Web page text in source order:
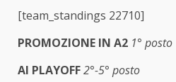
[team_standings 22710]
PROMOZIONE IN A2 1° posto
AI PLAYOFF2°-5° posto